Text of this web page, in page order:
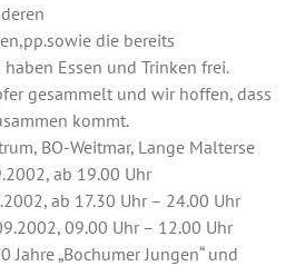
die bereits
Essen und Trinken frei.
gesammelt und wir hoffen, dass
kommt.
BO-Weitmar, Lange Malterse
ab 19.00 Uhr
ab 17.30 Uhr – 24.00 Uhr
09.00 Uhr – 12.00 Uhr
„Bochumer Jungen“ und